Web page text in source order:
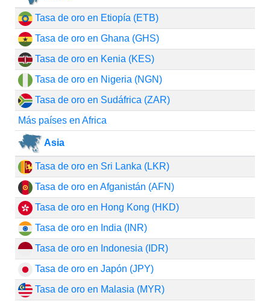
Tasa de oro en Etiopía (ETB)
Tasa de oro en Ghana (GHS)
Tasa de oro en Kenia (KES)
Tasa de oro en Nigeria (NGN)
Tasa de oro en Sudáfrica (ZAR)
Más países en Africa
Asia
Tasa de oro en Sri Lanka (LKR)
Tasa de oro en Afganistán (AFN)
Tasa de oro en Hong Kong (HKD)
Tasa de oro en India (INR)
Tasa de oro en Indonesia (IDR)
Tasa de oro en Japón (JPY)
Tasa de oro en Malasia (MYR)